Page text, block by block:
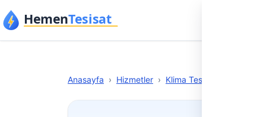
İçeriğe geç
Anasayfa › Hizmetler › Klima Tesisatı